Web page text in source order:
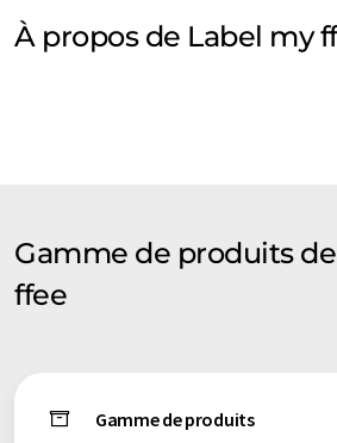
À propos de Label my
Gamme de produits
ffee
Gamme de produits